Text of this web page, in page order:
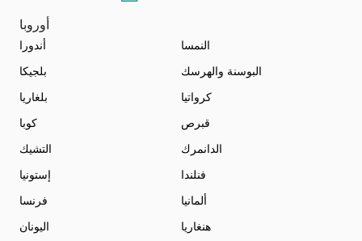
أوروبا
أندورا
النمسا
بلجيكا
البوسنة والهرسك
بلغاريا
كرواتيا
كوبا
قبرص
التشيك
الدانمرك
إستونيا
فنلندا
فرنسا
ألمانيا
اليونان
هنغاريا